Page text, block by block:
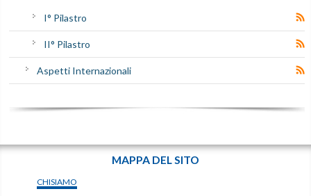
I° Pilastro
II° Pilastro
Aspetti Internazionali
MAPPA DEL SITO
CHISIAMO